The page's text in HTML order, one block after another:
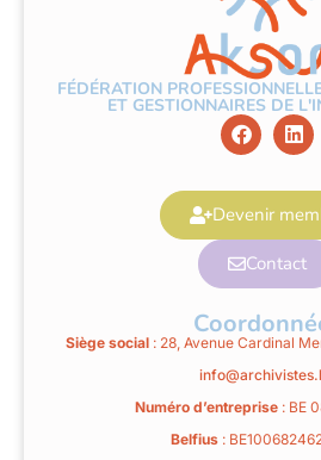
FÉDÉRATION
ET GESTIONNAIRES DE
Devenir
Contact
Siège social: 28, Avenue Cardinal
Numéro d’entreprise: BE
Belfius: